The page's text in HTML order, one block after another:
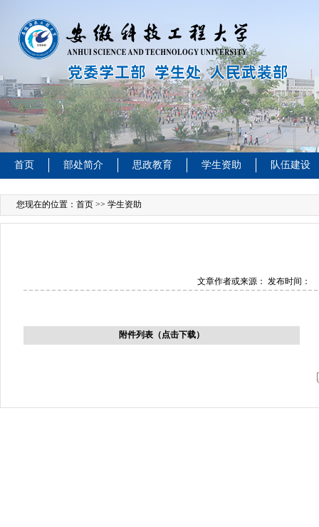
首页 部处简介 思政教育 学生资助 队伍建设
您现在的位置： 首页 >> 学生资助
文章作者或来源：发布时间：
附件列表（点击下载）